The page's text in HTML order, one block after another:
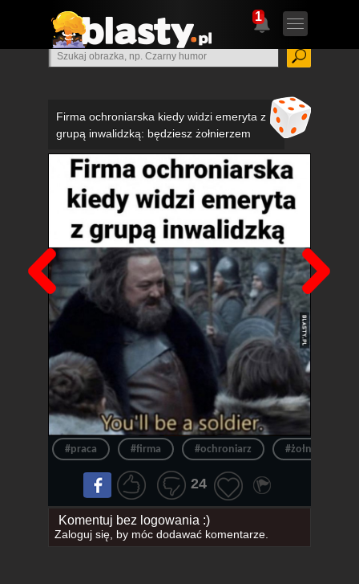
1
Firma ochroniarska kiedy widzi emeryta z
grupą inwalidzką: będziesz żołnierzem
Poprzedni
#praca #firma #ochroniarz #żołnierz
24
Komentuj bez logowania :)
Zaloguj się, by móc dodawać komentarze.